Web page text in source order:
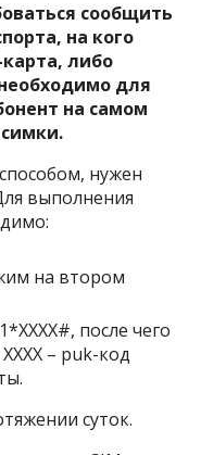
сообщить
на кого
либо
для
на самом
нужен
выполнения
на втором
, после чего
ХХХХ – puk-код
суток.